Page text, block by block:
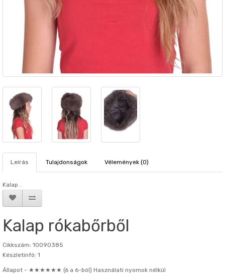
Leírás Tulajdonságok Vélemények (0)
Kalap .
Kalap rókabőrből
Cikkszám: 10090385
Készletinfó: 1
Állapot - ★★★★★★ (6 a 6-ból) Használati nyomok nélkül